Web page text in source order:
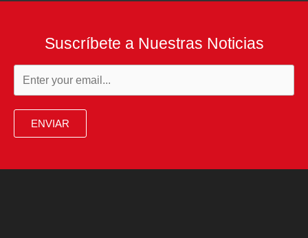
Suscríbete a Nuestras Noticias
ENVIAR